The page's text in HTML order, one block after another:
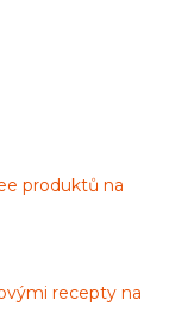
produktů na
recepty na